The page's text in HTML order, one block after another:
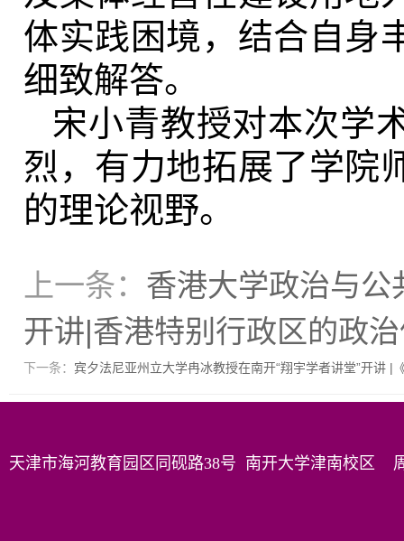
体实践困境，结合自身
细致解答。
宋小青教授对本次学
烈，有力地拓展了学院
的理论视野。
上一条： 香港大学政治与公
开讲|香港特别行政区的政
下一条： 宾夕法尼亚州立大学冉冰教授在南开“翔宇学者讲堂”开讲 |
天津市海河教育园区同砚路38号 南开大学津南校区